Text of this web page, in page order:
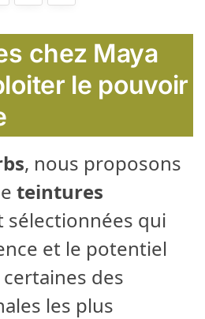
chez Maya
le pouvoir
, nous proposons
teintures
sélectionnées qui
et le potentiel
des
les plus